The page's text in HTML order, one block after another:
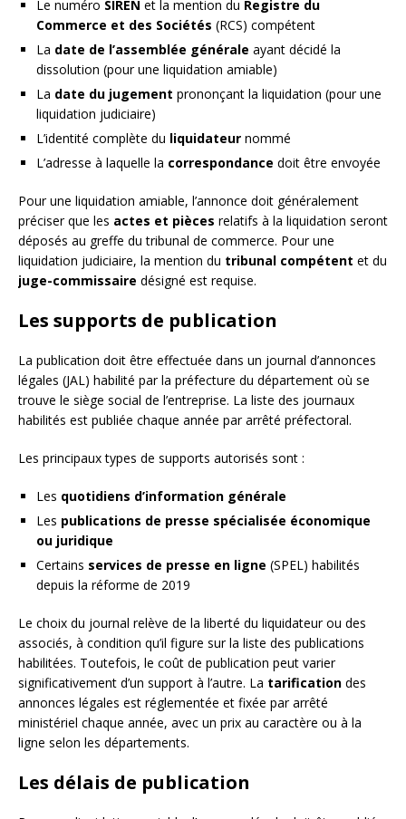
Le numéro SIREN et la mention du Registre du
Commerce et des Sociétés (RCS) compétent
La date de l’assemblée générale ayant décidé la
dissolution (pour une liquidation amiable)
La date du jugement prononçant la liquidation (pour une
liquidation judiciaire)
L’identité complète du liquidateur nommé
L’adresse à laquelle la correspondance doit être envoyée
Pour une liquidation amiable, l’annonce doit généralement
préciser que les actes et pièces relatifs à la liquidation seront
déposés au greffe du tribunal de commerce. Pour une
liquidation judiciaire, la mention du tribunal compétent et du
juge-commissaire désigné est requise.
Les supports de publication
La publication doit être effectuée dans un journal d’annonces
légales (JAL) habilité par la préfecture du département où se
trouve le siège social de l’entreprise. La liste des journaux
habilités est publiée chaque année par arrêté préfectoral.
Les principaux types de supports autorisés sont :
Les quotidiens d’information générale
Les publications de presse spécialisée économique
ou juridique
Certains services de presse en ligne (SPEL) habilités
depuis la réforme de 2019
Le choix du journal relève de la liberté du liquidateur ou des
associés, à condition qu’il figure sur la liste des publications
habilitées. Toutefois, le coût de publication peut varier
significativement d’un support à l’autre. La tarification des
annonces légales est réglementée et fixée par arrêté
ministériel chaque année, avec un prix au caractère ou à la
ligne selon les départements.
Les délais de publication